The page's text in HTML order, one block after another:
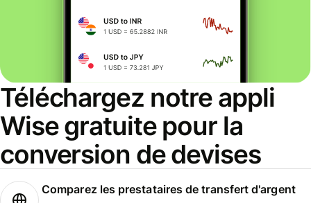
Téléchargez notre appli
Wise gratuite pour la
conversion de devises
Comparez les prestataires de transfert d'argent